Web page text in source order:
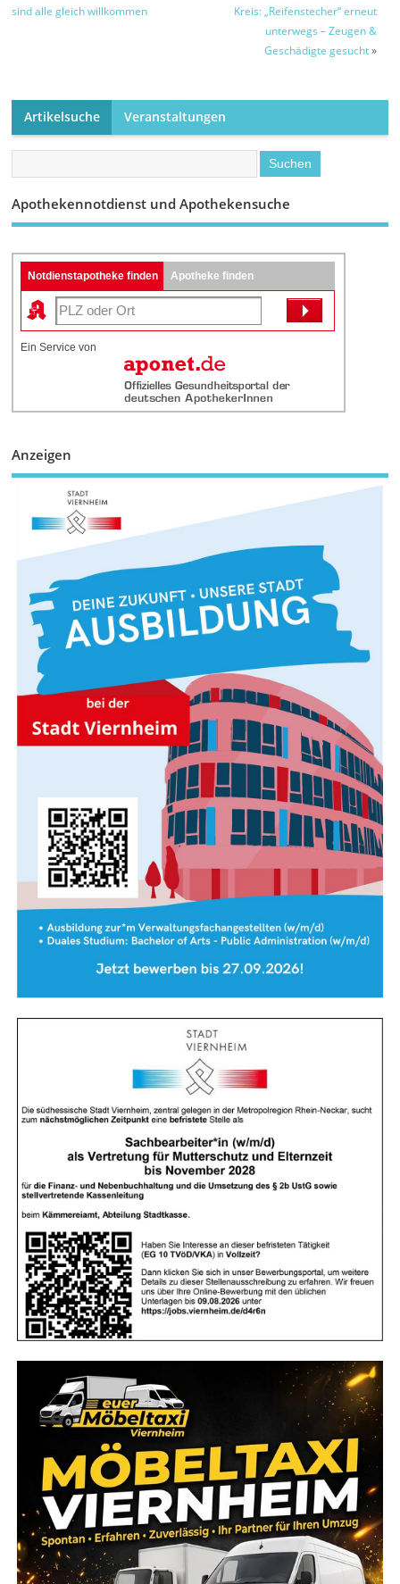
sind alle gleich willkommen
Kreis: „Reifenstecher“ erneut
unterwegs – Zeugen &
Geschädigte gesucht»
Artikelsuche Veranstaltungen
Apothekennotdienst und Apothekensuche
Notdienstapotheke finden Apotheke finden
Ein Service von
Anzeigen